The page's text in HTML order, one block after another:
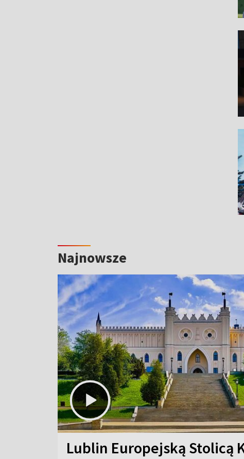
Najnowsze
Lublin Europejską Stolicą